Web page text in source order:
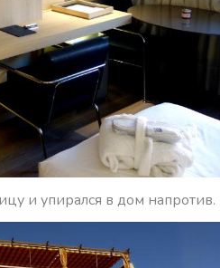
и упирался в дом напротив.